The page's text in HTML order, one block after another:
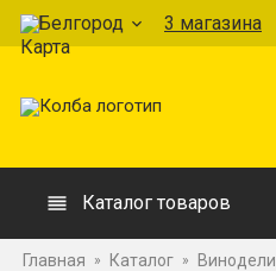
Белгород 3 магазина
Каталог товаров
Главная » Каталог »